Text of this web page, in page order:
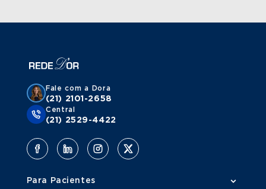
Fale com a Dora
(21) 2101-2658
Central
(21) 2529-4422
Para Pacientes